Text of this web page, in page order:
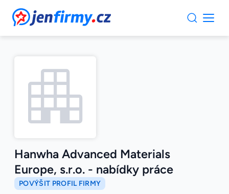
JenFirmy.cz
Hanwha Advanced Materials
Europe, s.r.o. - nabídky práce
POVÝŠIT PROFIL FIRMY